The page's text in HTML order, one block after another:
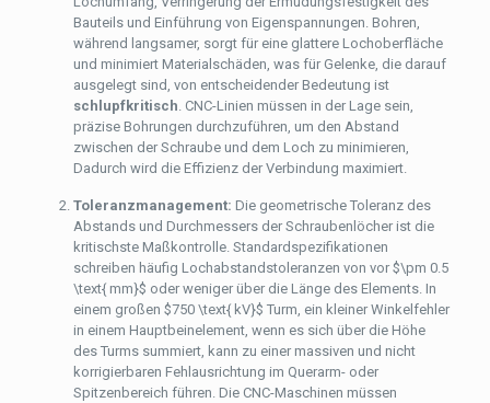
Bauteils und Einführung von Eigenspannungen. Bohren,
während langsamer, sorgt für eine glattere Lochoberfläche
und minimiert Materialschäden, was für Gelenke, die darauf
ausgelegt sind, von entscheidender Bedeutung ist
schlupfkritisch . CNC-Linien müssen in der Lage sein,
präzise Bohrungen durchzuführen, um den Abstand
zwischen der Schraube und dem Loch zu minimieren,
Dadurch wird die Effizienz der Verbindung maximiert.
Toleranzmanagement: Die geometrische Toleranz des
Abstands und Durchmessers der Schraubenlöcher ist die
kritischste Maßkontrolle. Standardspezifikationen
schreiben häufig Lochabstandstoleranzen von vor $\pm 0.5
\text{ mm}$ oder weniger über die Länge des Elements. In
einem großen $750 \text{ kV}$ Turm, ein kleiner Winkelfehler
in einem Hauptbeinelement, wenn es sich über die Höhe
des Turms summiert, kann zu einer massiven und nicht
korrigierbaren Fehlausrichtung im Querarm- oder
Spitzenbereich führen. Die CNC-Maschinen müssen